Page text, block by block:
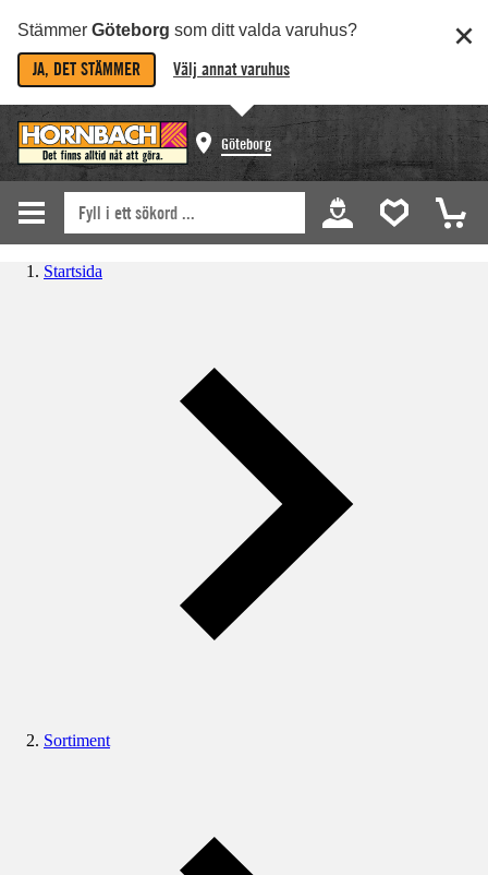
Stämmer Göteborg som ditt valda varuhus?
JA, DET STÄMMER Välj annat varuhus
Göteborg
Startsida
Sortiment